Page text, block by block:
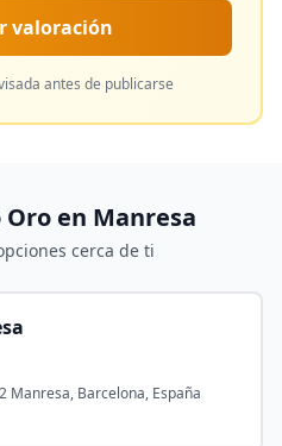
valoración
antes de publicarse
en Manresa
cerca de ti
Manresa, Barcelona, España